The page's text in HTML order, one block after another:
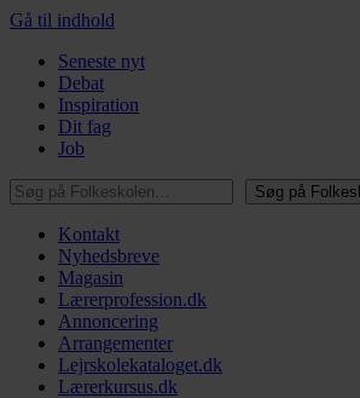
Gå til indhold
Seneste nyt
Debat
Inspiration
Dit fag
Job
Søg på Folkeskolen…
Søg på
Kontakt
Nyhedsbreve
Magasin
Lærerprofession.dk
Annoncering
Arrangementer
Lejrskolekataloget.dk
Lærerkursus.dk